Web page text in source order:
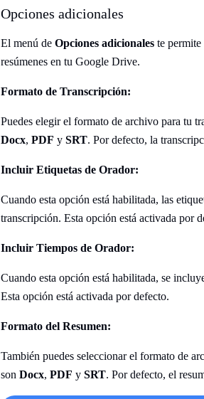
Opciones adicionales
El menú de Opciones adicionales te
resúmenes en tu Google Drive.
Formato de Transcripción:
Puedes elegir el formato de archivo para tu
Docx, PDF y SRT. Por defecto, la
Incluir Etiquetas de Orador:
Cuando esta opción está habilitada, las
transcripción. Esta opción está activada por
Incluir Tiempos de Orador:
Cuando esta opción está habilitada, se
Esta opción está activada por defecto.
Formato del Resumen:
También puedes seleccionar el formato de
son Docx, PDF y SRT. Por defecto, el